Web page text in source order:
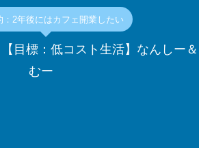
：2年後にはカフェ開業したい
目標：低コスト生活】なんしー＆
むー